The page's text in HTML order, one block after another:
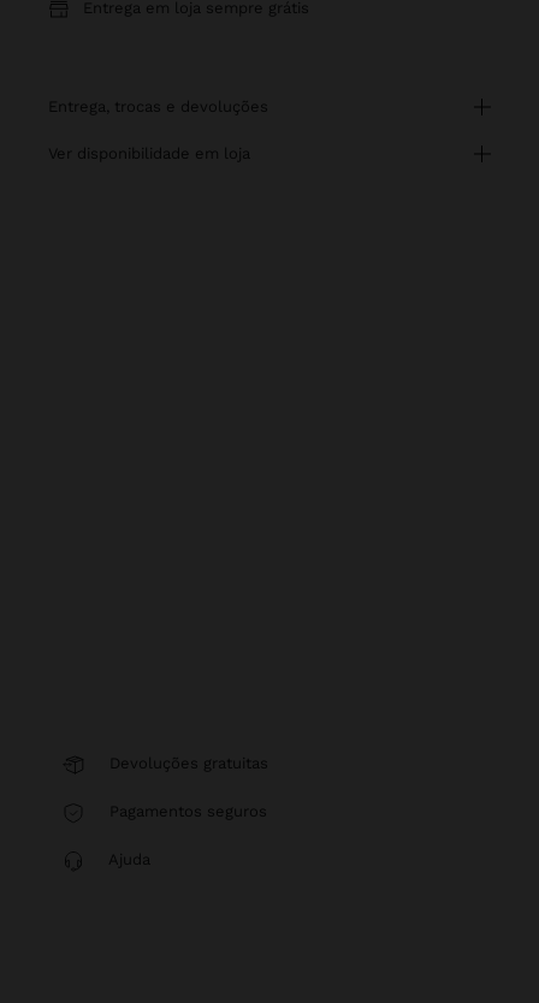
Entrega em loja sempre grátis
entrega, trocas e devoluções
ver disponibilidade em loja
Devoluções gratuitas
Pagamentos seguros
Ajuda